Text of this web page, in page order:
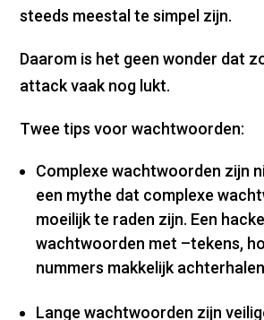
steeds meestal te simpel zijn.
Daarom is het geen wonder dat
attack vaak nog lukt.
Twee tips voor wachtwoorden:
Complexe wachtwoorden zijn
een mythe dat complexe
moeilijk te raden zijn. Een
wachtwoorden met –tekens,
nummers makkelijk
Lange wachtwoorden zijn